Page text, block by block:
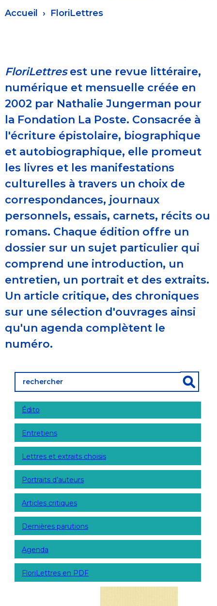
Fil
Accueil FloriLettres
FloriLettresest une revue littéraire,
numérique et mensuelle créée en
2002 par Nathalie Jungerman pour
la Fondation La Poste. Consacrée à
l'écriture épistolaire, biographique
et autobiographique, elle promeut
les livres et les manifestations
culturelles à travers un choix de
correspondances, journaux
personnels, essais, carnets, récits ou
romans. Chaque édition offre un
dossier sur un sujet particulier qui
comprend une introduction, un
entretien, un portrait et des extraits.
Un article critique, des chroniques
sur une sélection d'ouvrages ainsi
qu'un agenda complètent le
numéro.
Édito
Entretiens
Lettres et extraits choisis
Portraits d’auteurs
Articles critiques
Dernières parutions
Agenda
FloriLettres en PDF